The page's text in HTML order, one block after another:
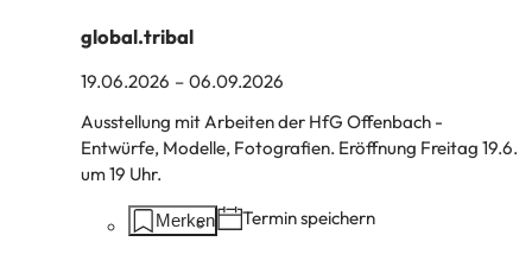
global.tribal
19.06.2026 – 06.09.2026
Ausstellung mit Arbeiten der HfG Offenbach -
Entwürfe, Modelle, Fotografien. Eröffnung Freitag 19.6.
um 19 Uhr.
Aktionen Merken Termin speichern